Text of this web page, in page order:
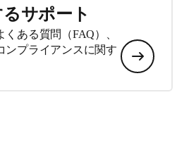
サポート
ある質問（FAQ）、
ンプライアンスに関す